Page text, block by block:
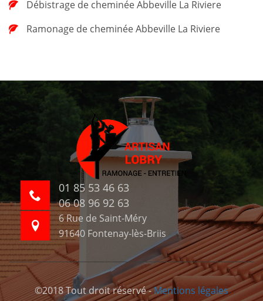
Débistrage de cheminée Abbeville La Riviere
Ramonage de cheminée Abbeville La Riviere
01 85 53 46 63
06 08 96 92 63
6 Rue de Saint-Méry
91640 Fontenay-lès-Briis
©2018 Tout droit réservé -Mentions légales